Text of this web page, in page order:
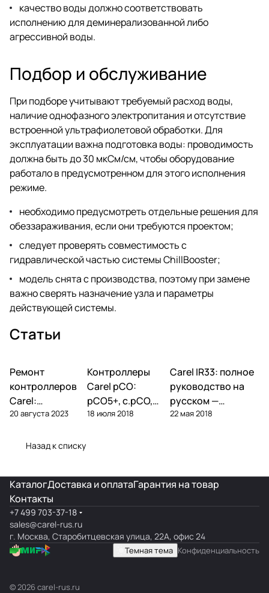
качество воды должно соответствовать
исполнению для деминерализованной либо
агрессивной воды.
Подбор и обслуживание
При подборе учитывают требуемый расход воды,
наличие однофазного электропитания и отсутствие
встроенной ультрафиолетовой обработки. Для
эксплуатации важна подготовка воды: проводимость
должна быть до 30 мкСм/см, чтобы оборудование
работало в предусмотренном для этого исполнения
режиме.
необходимо предусмотреть отдельные решения для
обеззараживания, если они требуются проектом;
следует проверять совместимость с
гидравлической частью системы ChillBooster;
модель снята с производства, поэтому при замене
важно сверять назначение узла и параметры
действующей системы.
Статьи
Автоматика и
контроллеры
Ремонт
контроллеров
Carel:
диагностика
поломок и
20 августа 2023
Автоматика и
контроллеры
Контроллеры
Carel pCO:
pCO5+, c.pCO,
pCO mini —
18 июля 2018
Автоматика и
контроллеры
Carel IR33: полное
руководство на
русском —
параметры,
22 мая 2018
Назад к списку
КаталогДоставка и оплатаГарантия на товар
Контакты
+7 499 703-37-18
sales@carel-rus.ru
г. Москва, Старобитцевская улица, 22А, офис 24
Темная тема Конфиденциальность
© 2026 carel-rus.ru